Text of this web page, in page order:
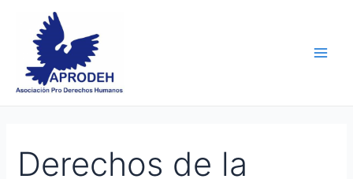
content
Derechos de la
Search